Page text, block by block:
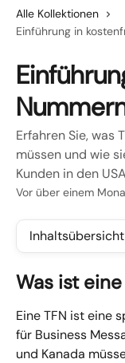
Alle Kollektionen
Einführung in
Erfahren Sie, was
müssen und wie
Kunden in den
Vor über einem
Inhaltsübersicht
Was ist eine
Eine TFN ist eine
für Business
und Kanada